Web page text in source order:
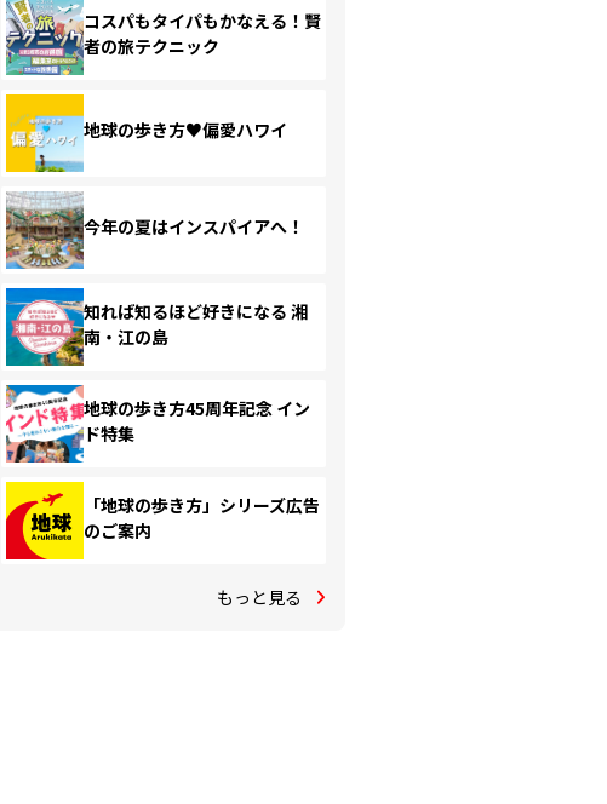
コスパもタイパもかなえる！賢
者の旅テクニック
地球の歩き方♥偏愛ハワイ
今年の夏はインスパイアへ！
知れば知るほど好きになる 湘
南・江の島
地球の歩き方45周年記念 イン
ド特集
「地球の歩き方」シリーズ広告
のご案内
もっと見る